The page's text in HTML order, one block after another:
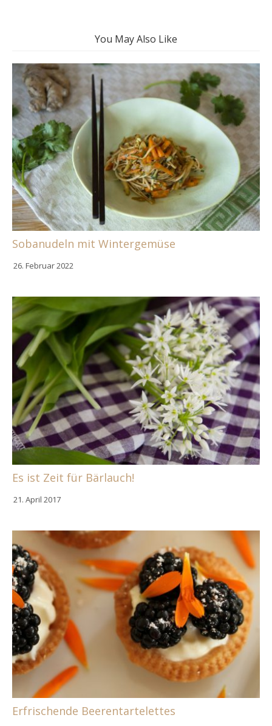
You May Also Like
Sobanudeln mit Wintergemüse
26. Februar 2022
Es ist Zeit für Bärlauch!
21. April 2017
Erfrischende Beerentartelettes